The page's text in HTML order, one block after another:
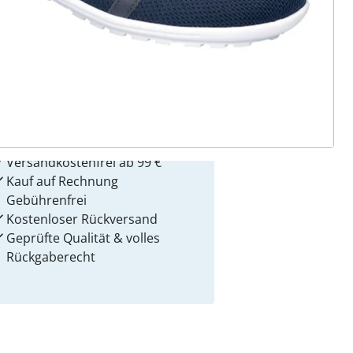
Versandkostenfrei ab 99 €
Kauf auf Rechnung
Gebührenfrei
Kostenloser Rückversand
Geprüfte Qualität & volles
Rückgaberecht